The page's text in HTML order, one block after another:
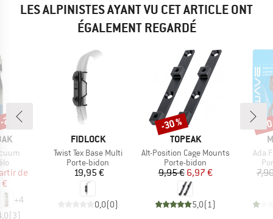
LES ALPINISTES AYANT VU CET ARTICLE ONT
ÉGALEMENT REGARDÉ
réduit
de
+4
(3)
%
MARQUE
FIDLOCK
Article
Twist Tex Base Multi
Product group
Porte-bidon
Prix
19,95 €
0,0(0)
MARQUE
TOPEAK
Article
Alt-Position Cage Mounts
Product group
Porte-bidon
Prix
9,95 €Prix réduit
6,97 €
5,0(1 )
Remise
-30 %
Ada
-